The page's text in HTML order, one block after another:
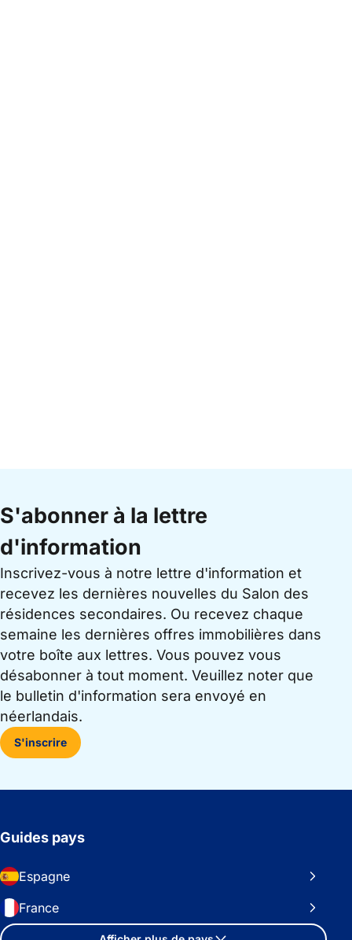
S'abonner à la lettre
d'information
Inscrivez-vous à notre lettre d'information et
recevez les dernières nouvelles du Salon des
résidences secondaires. Ou recevez chaque
semaine les dernières offres immobilières dans
votre boîte aux lettres. Vous pouvez vous
désabonner à tout moment. Veuillez noter que
le bulletin d'information sera envoyé en
néerlandais.
S'inscrire
Guides pays
Espagne
France